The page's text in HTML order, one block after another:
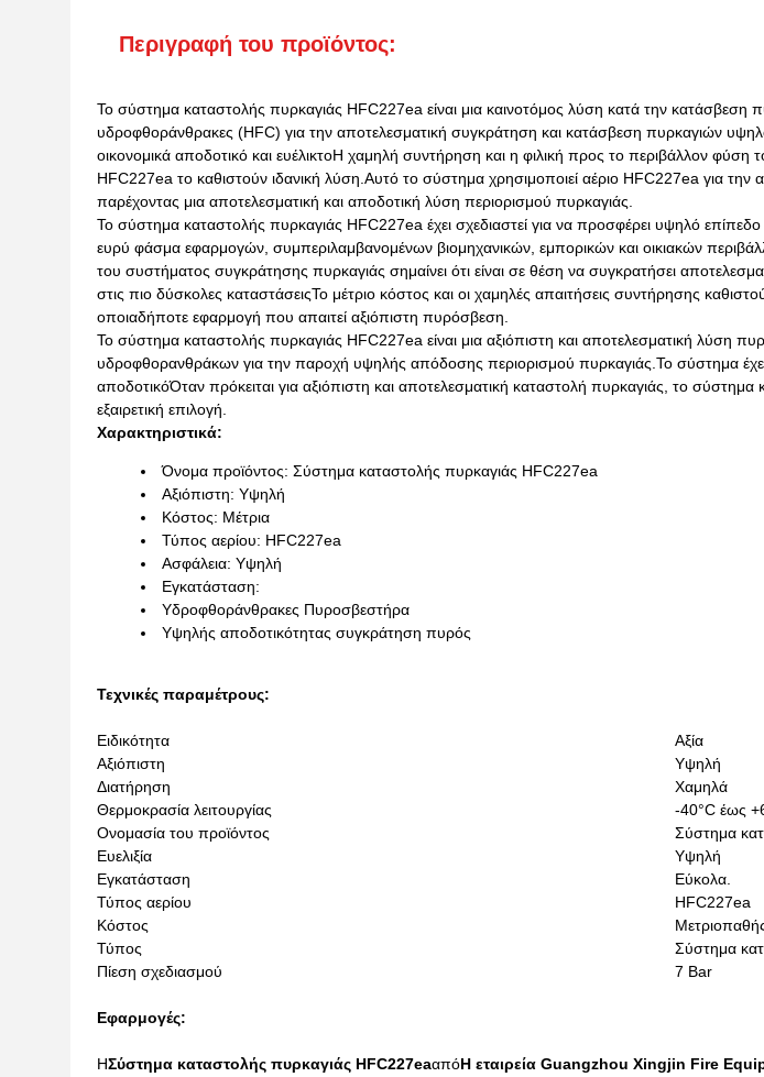
Περιγραφή του προϊόντος:
Το σύστημα καταστολής πυρκαγιάς HFC227ea είναι μια καινοτόμος λύση κατά την κατάσβεση
υδροφθοράνθρακες (HFC) για την αποτελεσματική συγκράτηση και κατάσβεση πυρκαγιών
οικονομικά αποδοτικό και ευέλικτοΗ χαμηλή συντήρηση και η φιλική προς το περιβάλλον
HFC227ea το καθιστούν ιδανική λύση.Αυτό το σύστημα χρησιμοποιεί αέριο HFC227ea για την
παρέχοντας μια αποτελεσματική και αποδοτική λύση περιορισμού πυρκαγιάς.
Το σύστημα καταστολής πυρκαγιάς HFC227ea έχει σχεδιαστεί για να προσφέρει υψηλό επίπεδο
ευρύ φάσμα εφαρμογών, συμπεριλαμβανομένων βιομηχανικών, εμπορικών και οικιακών
του συστήματος συγκράτησης πυρκαγιάς σημαίνει ότι είναι σε θέση να συγκρατήσει
στις πιο δύσκολες καταστάσειςΤο μέτριο κόστος και οι χαμηλές απαιτήσεις συντήρησης
οποιαδήποτε εφαρμογή που απαιτεί αξιόπιστη πυρόσβεση.
Το σύστημα καταστολής πυρκαγιάς HFC227ea είναι μια αξιόπιστη και αποτελεσματική λύση
υδροφθορανθράκων για την παροχή υψηλής απόδοσης περιορισμού πυρκαγιάς.Το σύστημα έχει
αποδοτικόΌταν πρόκειται για αξιόπιστη και αποτελεσματική καταστολή πυρκαγιάς, το
εξαιρετική επιλογή.
Χαρακτηριστικά:
Όνομα προϊόντος: Σύστημα καταστολής πυρκαγιάς HFC227ea
Αξιόπιστη: Υψηλή
Κόστος: Μέτρια
Τύπος αερίου: HFC227ea
Ασφάλεια: Υψηλή
Εγκατάσταση:
Υδροφθοράνθρακες Πυροσβεστήρα
Υψηλής αποδοτικότητας συγκράτηση πυρός
Τεχνικές παραμέτρους:
Ειδικότητα
Αξία
Αξιόπιστη
Υψηλή
Διατήρηση
Χαμηλά
Θερμοκρασία λειτουργίας
-40°C έως
Ονομασία του προϊόντος
Σύστημα
Ευελιξία
Υψηλή
Εγκατάσταση
Εύκολα.
Τύπος αερίου
HFC227ea
Κόστος
Τύπος
Σύστημα
Πίεση σχεδιασμού
7 Bar
Εφαρμογές:
ΗΣύστημα καταστολής πυρκαγιάς HFC227eaαπόΗ εταιρεία Guangzhou Xingjin Fire